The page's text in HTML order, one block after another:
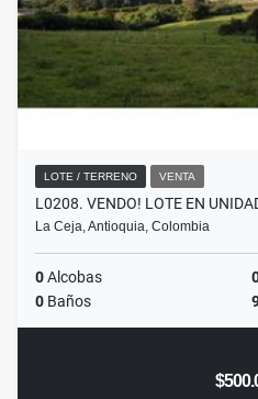
LOTE / TERRENO VENTA
L0208. VENDO! LOTE EN
La Ceja, Antioquia, Colombia
0Alcobas
0 Baños